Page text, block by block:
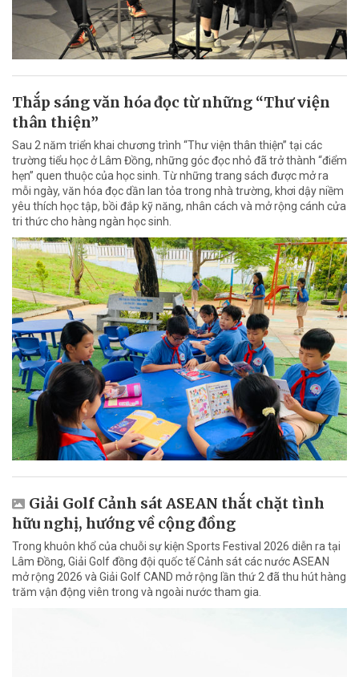
Thắp sáng văn hóa đọc từ những “Thư viện
thân thiện”
Sau 2 năm triển khai chương trình “Thư viện thân thiện” tại các
trường tiểu học ở Lâm Đồng, những góc đọc nhỏ đã trở thành “điểm
hẹn” quen thuộc của học sinh. Từ những trang sách được mở ra
mỗi ngày, văn hóa đọc dần lan tỏa trong nhà trường, khơi dậy niềm
yêu thích học tập, bồi đắp kỹ năng, nhân cách và mở rộng cánh cửa
tri thức cho hàng ngàn học sinh.
Giải Golf Cảnh sát ASEAN thắt chặt tình
hữu nghị, hướng về cộng đồng
Trong khuôn khổ của chuỗi sự kiện Sports Festival 2026 diễn ra tại
Lâm Đồng, Giải Golf đồng đội quốc tế Cảnh sát các nước ASEAN
mở rộng 2026 và Giải Golf CAND mở rộng lần thứ 2 đã thu hút hàng
trăm vận động viên trong và ngoài nước tham gia.